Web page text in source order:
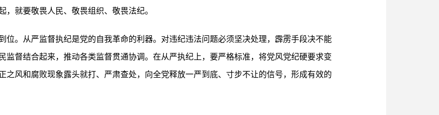
就要敬畏人民、敬畏组织、敬畏法纪。
位。从严监督执纪是党的自我革命的利器。对违纪违法问题必须坚决处理，霹雳手段决不能
监督结合起来，推动各类监督贯通协调。在从严执纪上，要严格标准，将党风党纪硬要求变
之风和腐败现象露头就打、严肃查处，向全党释放一严到底、寸步不让的信号，形成有效的